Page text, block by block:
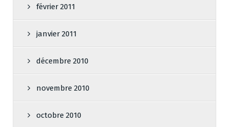
février 2011
janvier 2011
décembre 2010
novembre 2010
octobre 2010